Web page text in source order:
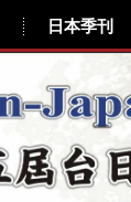
日本季刊